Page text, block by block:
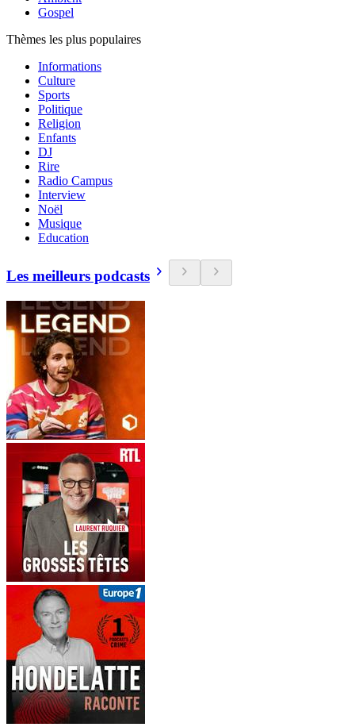
Gospel
Thèmes les plus populaires
Informations
Culture
Sports
Politique
Religion
Enfants
DJ
Rire
Radio Campus
Interview
Noël
Musique
Education
Les meilleurs podcasts